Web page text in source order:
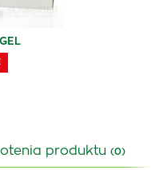
produktu (0)